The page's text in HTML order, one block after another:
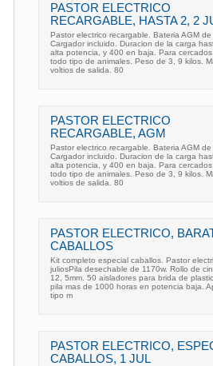
PASTOR ELECTRICO
RECARGABLE, HASTA 2, 2
Pastor electrico recargable. Bateria AGM de
Cargador incluido. Duracion de la carga
alta potencia, y 400 en baja. Para
todo tipo de animales. Peso de 3, 9 kilos.
voltios de salida. 80
PASTOR ELECTRICO
RECARGABLE, AGM
Pastor electrico recargable. Bateria AGM de
Cargador incluido. Duracion de la carga
alta potencia, y 400 en baja. Para
todo tipo de animales. Peso de 3, 9 kilos.
voltios de salida. 80
PASTOR ELECTRICO,
CABALLOS
Kit completo especial caballos. Pastor
juliosPila desechable de 1170w. Rollo de
12, 5mm. 50 aisladores para brida de
pila mas de 1000 horas en potencia baja.
tipo m
PASTOR ELECTRICO,
CABALLOS, 1 JUL